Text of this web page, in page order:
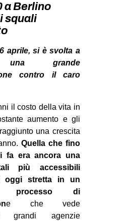
TSUNAMI
MILANO
POPOLARE
ALL’ABITARE
GENERI
a Berlino
squali
aprile, si è svolta a
una grande
contro il caro
il costo della vita in
aumento e gli
una crescita
Quella che fino
fa era ancora una
più accessibili
oggi stretta in un
processo di
e che vede
grandi agenzie